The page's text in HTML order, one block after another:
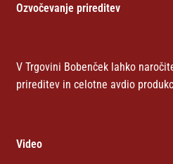
Ozvočevanje prireditev
V Trgovini Bobenček lahko
prireditev in celotne avdio
Video